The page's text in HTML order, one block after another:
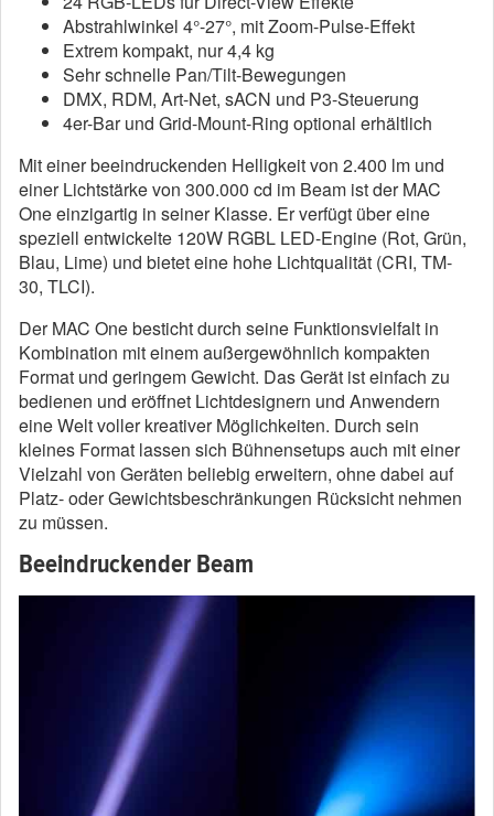
Abstrahlwinkel 4°-27°, mit Zoom-Pulse-Effekt
Extrem kompakt, nur 4,4 kg
Sehr schnelle Pan/Tilt-Bewegungen
DMX, RDM, Art-Net, sACN und P3-Steuerung
4er-Bar und Grid-Mount-Ring optional erhältlich
Mit einer beeindruckenden Helligkeit von 2.400 lm und
einer Lichtstärke von 300.000 cd im Beam ist der MAC
One einzigartig in seiner Klasse. Er verfügt über eine
speziell entwickelte 120W RGBL LED-Engine (Rot, Grün,
Blau, Lime) und bietet eine hohe Lichtqualität (CRI, TM-
30, TLCI).
Der MAC One besticht durch seine Funktionsvielfalt in
Kombination mit einem außergewöhnlich kompakten
Format und geringem Gewicht. Das Gerät ist einfach zu
bedienen und eröffnet Lichtdesignern und Anwendern
eine Welt voller kreativer Möglichkeiten. Durch sein
kleines Format lassen sich Bühnensetups auch mit einer
Vielzahl von Geräten beliebig erweitern, ohne dabei auf
Platz- oder Gewichtsbeschränkungen Rücksicht nehmen
zu müssen.
Beeindruckender Beam